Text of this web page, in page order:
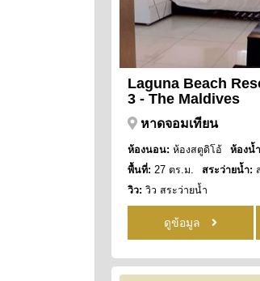
Laguna Beach
3 - The Maldives
หาดจอมเทียน
ห้องนอน: ห้องสตูดิโอ้ ห้องน้
พื้นที่: 27 ตร.ม. สระว่ายน้ำ:
วิว: วิว สระว่ายน้ำ
ดูข้อมูล